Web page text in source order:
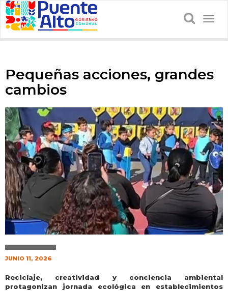
Pequeñas acciones, grandes
cambios
JUNIO 11, 2026
Reciclaje, creatividad y conciencia ambiental
protagonizan jornada ecológica en establecimientos